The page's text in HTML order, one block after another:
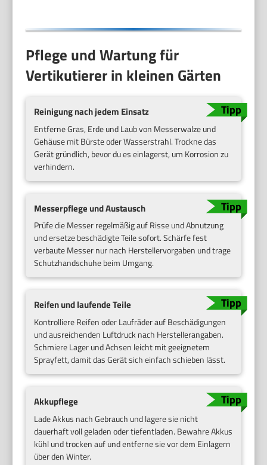
Pflege und Wartung für
Vertikutierer in kleinen Gärten
Reinigung nach jedem Einsatz
Entferne Gras, Erde und Laub von Messerwalze und
Gehäuse mit Bürste oder Wasserstrahl. Trockne das
Gerät gründlich, bevor du es einlagerst, um Korrosion zu
verhindern.
Messerpflege und Austausch
Prüfe die Messer regelmäßig auf Risse und Abnutzung
und ersetze beschädigte Teile sofort. Schärfe fest
verbaute Messer nur nach Herstellervorgaben und trage
Schutzhandschuhe beim Umgang.
Reifen und laufende Teile
Kontrolliere Reifen oder Laufräder auf Beschädigungen
und ausreichenden Luftdruck nach Herstellerangaben.
Schmiere Lager und Achsen leicht mit geeignetem
Sprayfett, damit das Gerät sich einfach schieben lässt.
Akkupflege
Lade Akkus nach Gebrauch und lagere sie nicht
dauerhaft voll geladen oder tiefentladen. Bewahre Akkus
kühl und trocken auf und entferne sie vor dem Einlagern
über den Winter.